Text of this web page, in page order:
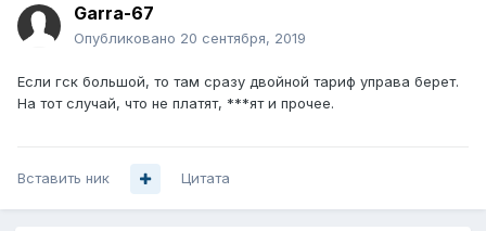
Garra-67
Опубликовано 20 сентября, 2019
Если гск большой, то там сразу двойной тариф управа берет.
На тот случай, что не платят, ***ят и прочее.
Вставить ник Цитата